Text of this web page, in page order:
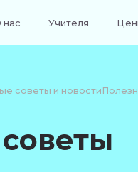
нас Учителя
советы и новости